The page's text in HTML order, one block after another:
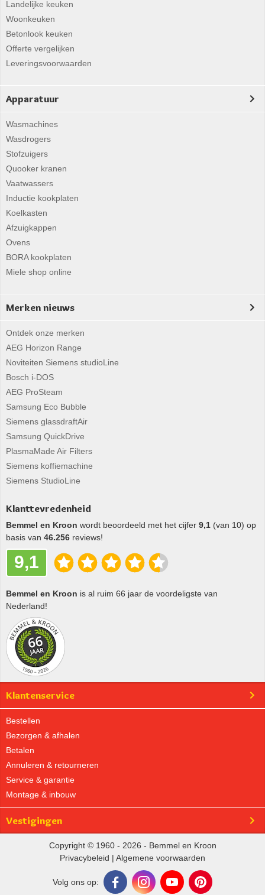
Landelijke keuken
Woonkeuken
Betonlook keuken
Offerte vergelijken
Leveringsvoorwaarden
Apparatuur
Wasmachines
Wasdrogers
Stofzuigers
Quooker kranen
Vaatwassers
Inductie kookplaten
Koelkasten
Afzuigkappen
Ovens
BORA kookplaten
Miele shop online
Merken nieuws
Ontdek onze merken
AEG Horizon Range
Noviteiten Siemens studioLine
Bosch i-DOS
AEG ProSteam
Samsung Eco Bubble
Siemens glassdraftAir
Samsung QuickDrive
PlasmaMade Air Filters
Siemens koffiemachine
Siemens StudioLine
Klanttevredenheid
Bemmel en Kroon wordt beoordeeld met het cijfer 9,1 (van 10) op
basis van 46.256 reviews!
9,1
Bemmel en Kroon is al ruim 66 jaar de voordeligste van
Nederland!
Klantenservice
Bestellen
Bezorgen & afhalen
Betalen
Annuleren & retourneren
Service & garantie
Montage & inbouw
Vestigingen
Copyright © 1960 - 2026 - Bemmel en Kroon
Privacybeleid | Algemene voorwaarden
Volg ons op: